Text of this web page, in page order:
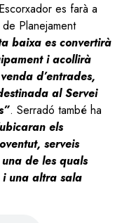
es farà a
Planejament
baixa es convertirà
i acollirà
d’entrades,
al Servei
. Serradó també ha
els
serveis
de les quals
una altra sala